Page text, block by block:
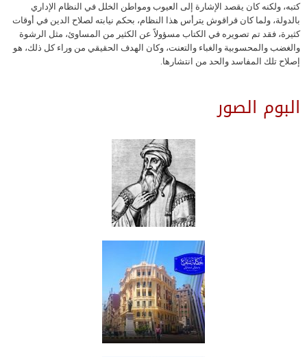
كتبه، ولكنه كان يقصد الإشارة إلى العيوب ومواطن الخلل في النظام الإداري
بالدولة، ولما كان قراقوش يترأس هذا النظام، بحكم نيابته لصلاح الدين في أوقات
كثيرة، فقد تم تصويره في الكتاب مسؤولاً عن الكثير من المساوئ، مثل الرشوة
والغضب والمحسوبية والغباء والتعنت، وكان الهدف الحقيقي من وراء كل ذلك، هو
إصلاح تلك المفاسد والحد من انتشارها.
البوم الصور